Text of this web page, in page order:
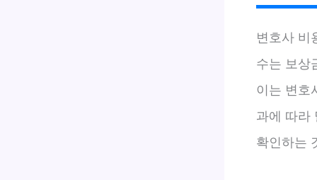
변호사 비
수는 보상
이는 변호
과에 따라
확인하는